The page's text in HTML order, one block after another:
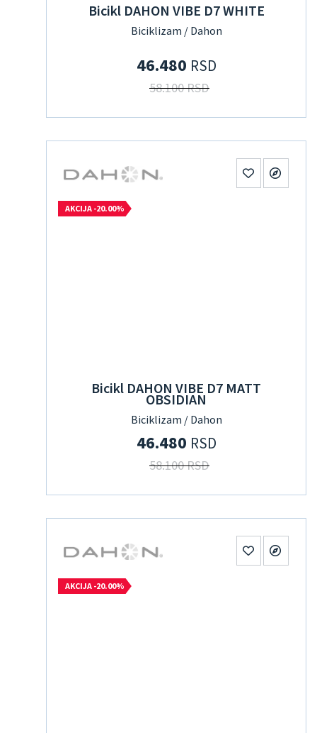
Bicikl DAHON VIBE D7 WHITE
Biciklizam / Dahon
46.480 RSD
58.100 RSD
AKCIJA -20.00%
Bicikl DAHON VIBE D7 MATT
OBSIDIAN
Biciklizam / Dahon
46.480 RSD
58.100 RSD
AKCIJA -20.00%